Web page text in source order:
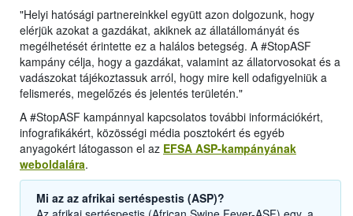
"Helyi hatósági partnereinkkel együtt azon dolgozunk, hogy
elérjük azokat a gazdákat, akiknek az állatállományát és
megélhetését érintette ez a halálos betegség. A #StopASF
kampány célja, hogy a gazdákat, valamint az állatorvosokat és a
vadászokat tájékoztassuk arról, hogy mire kell odafigyelniük a
felismerés, megelőzés és jelentés területén."
A #StopASF kampánnyal kapcsolatos további információkért,
infografikákért, közösségi média posztokért és egyéb
anyagokért látogasson el az EFSA ASP-kampányának
weboldalára.
Mi az az afrikai sertéspestis (ASP)?